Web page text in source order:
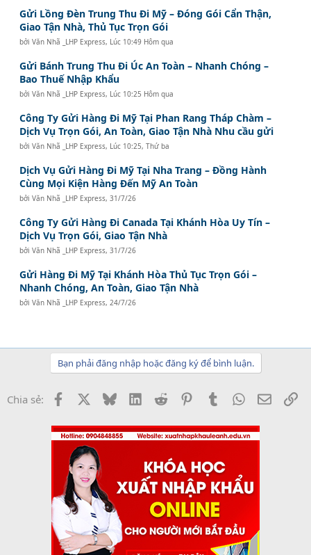
Gửi Lồng Đèn Trung Thu Đi Mỹ – Đóng Gói Cẩn Thận,
Giao Tận Nhà, Thủ Tục Trọn Gói
bởiVăn Nhã _LHP Express, Lúc 10:49 Hôm qua
Gửi Bánh Trung Thu Đi Úc An Toàn – Nhanh Chóng –
Bao Thuế Nhập Khẩu
bởiVăn Nhã _LHP Express, Lúc 10:25 Hôm qua
Công Ty Gửi Hàng Đi Mỹ Tại Phan Rang Tháp Chàm –
Dịch Vụ Trọn Gói, An Toàn, Giao Tận Nhà Nhu cầu gửi
bởiVăn Nhã _LHP Express, Lúc 10:25, Thứ ba
Dịch Vụ Gửi Hàng Đi Mỹ Tại Nha Trang – Đồng Hành
Cùng Mọi Kiện Hàng Đến Mỹ An Toàn
bởiVăn Nhã _LHP Express,31/7/26
Công Ty Gửi Hàng Đi Canada Tại Khánh Hòa Uy Tín –
Dịch Vụ Trọn Gói, Giao Tận Nhà
bởiVăn Nhã _LHP Express,31/7/26
Gửi Hàng Đi Mỹ Tại Khánh Hòa Thủ Tục Trọn Gói –
Nhanh Chóng, An Toàn, Giao Tận Nhà
bởiVăn Nhã _LHP Express,24/7/26
Bạn phải đăng nhập hoặc đăng ký để bình luận.
Chia sẻ: Facebook BlueskyLinkedInReddit PinterestTumblrWhatsApp
Email